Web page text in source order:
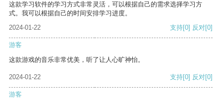
这款学习软件的学习方式非常灵活，可以根据自己的需求选择学习方
式。我可以根据自己的时间安排学习进度。
2024-01-22
支持[0] 反对[0]
游客
这款游戏的音乐非常优美，听了让人心旷神怡。
2024-01-22 支持[0] 反对[0]
游客